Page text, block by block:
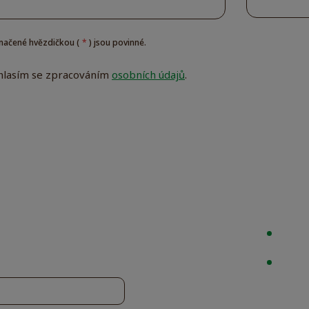
hvězdičkou ( * ) jsou povinné.
se zpracováním osobních údajů.